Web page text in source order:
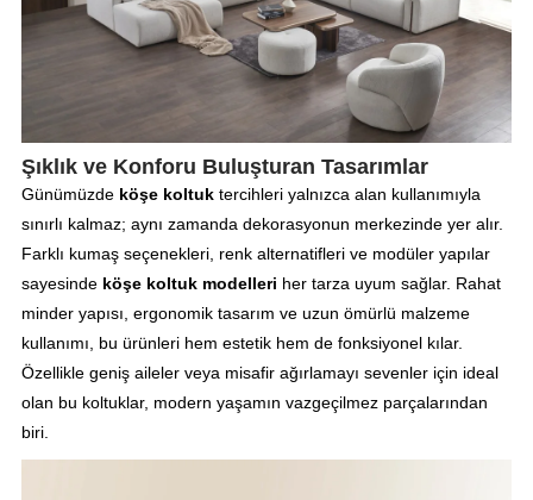
Şıklık ve Konforu Buluşturan Tasarımlar
Günümüzde köşe koltuktercihleri yalnızca alan kullanımıyla
sınırlı kalmaz; aynı zamanda dekorasyonun merkezinde yer alır.
Farklı kumaş seçenekleri, renk alternatifleri ve modüler yapılar
sayesinde köşe koltuk modelleri her tarza uyum sağlar. Rahat
minder yapısı, ergonomik tasarım ve uzun ömürlü malzeme
kullanımı, bu ürünleri hem estetik hem de fonksiyonel kılar.
Özellikle geniş aileler veya misafir ağırlamayı sevenler için ideal
olan bu koltuklar, modern yaşamın vazgeçilmez parçalarından
biri.